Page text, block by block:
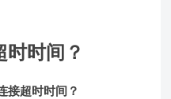
时间？
接超时时间？